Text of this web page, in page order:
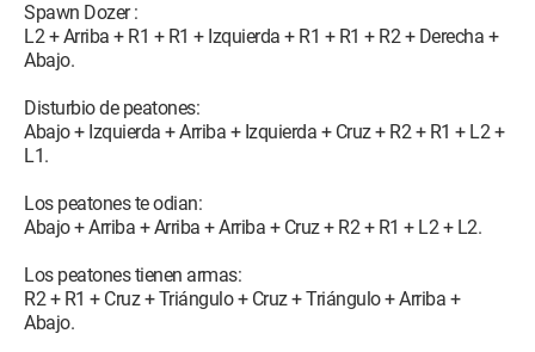
Spawn Dozer :
L2 + Arriba + R1 + R1 + Izquierda + R1 + R1 + R2 + Derecha +
Abajo.
Disturbio de peatones:
Abajo + Izquierda + Arriba + Izquierda + Cruz + R2 + R1 + L2 +
L1.
Los peatones te odian:
Abajo + Arriba + Arriba + Arriba + Cruz + R2 + R1 + L2 + L2.
Los peatones tienen armas:
R2 + R1 + Cruz + Triángulo + Cruz + Triángulo + Arriba +
Abajo.